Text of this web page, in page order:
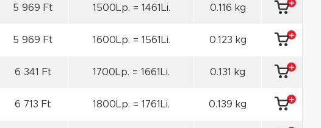
5 969 Ft 1500Lp. = 1461Li. 0.116 kg
5 969 Ft 1600Lp. = 1561Li. 0.123 kg
6 341 Ft 1700Lp. = 1661Li. 0.131 kg
6 713 Ft 1800Lp. = 1761Li. 0.139 kg